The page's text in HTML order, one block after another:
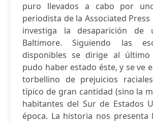
puro llevados a cabo por
periodista de la Associated Press
investiga la desaparición de
Baltimore. Siguiendo las
disponibles se dirige al
pudo haber estado éste, y se ve
torbellino de prejuicios
típico de gran cantidad (sino la
habitantes del Sur de Estados
época. La historia nos presenta